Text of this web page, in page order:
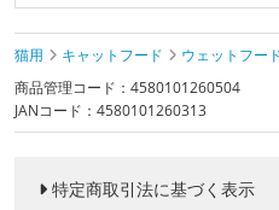
猫用 キャットフード ウェットフー
商品管理コード：4580101260504
JANコード：4580101260313
特定商取引法に基づく表示